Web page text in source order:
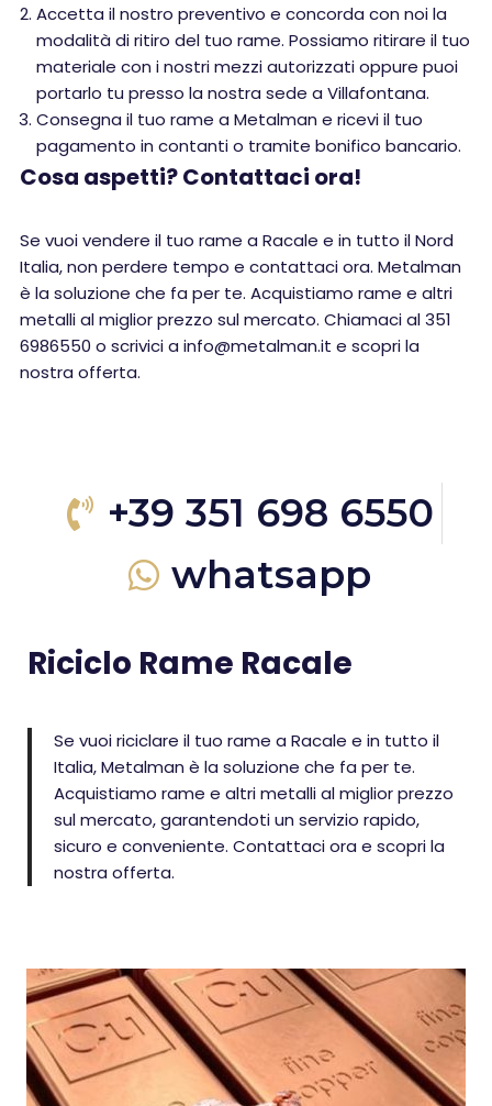
Accetta il nostro preventivo e concorda con noi la
modalità di ritiro del tuo rame. Possiamo ritirare il tuo
materiale con i nostri mezzi autorizzati oppure puoi
portarlo tu presso la nostra sede a Villafontana.
Consegna il tuo rame a Metalman e ricevi il tuo
pagamento in contanti o tramite bonifico bancario.
Cosa aspetti? Contattaci ora!
Se vuoi vendere il tuo rame a Racale e in tutto il Nord
Italia, non perdere tempo e contattaci ora. Metalman
è la soluzione che fa per te. Acquistiamo rame e altri
metalli al miglior prezzo sul mercato. Chiamaci al 351
6986550 o scrivici a info@metalman.it e scopri la
nostra offerta.
+39 351 698 6550
whatsapp
Riciclo Rame Racale
Se vuoi riciclare il tuo rame a Racale e in tutto il
Italia, Metalman è la soluzione che fa per te.
Acquistiamo rame e altri metalli al miglior prezzo
sul mercato, garantendoti un servizio rapido,
sicuro e conveniente. Contattaci ora e scopri la
nostra offerta.